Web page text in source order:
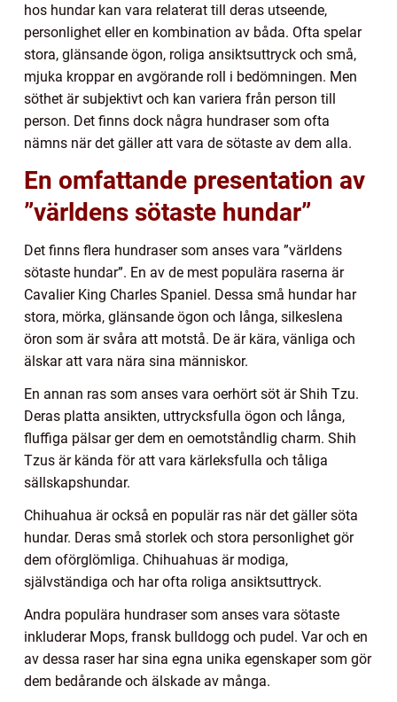
hos hundar kan vara relaterat till deras utseende,
personlighet eller en kombination av båda. Ofta spelar
stora, glänsande ögon, roliga ansiktsuttryck och små,
mjuka kroppar en avgörande roll i bedömningen. Men
söthet är subjektivt och kan variera från person till
person. Det finns dock några hundraser som ofta
nämns när det gäller att vara de sötaste av dem alla.
En omfattande presentation av
”världens sötaste hundar”
Det finns flera hundraser som anses vara ”världens
sötaste hundar”. En av de mest populära raserna är
Cavalier King Charles Spaniel. Dessa små hundar har
stora, mörka, glänsande ögon och långa, silkeslena
öron som är svåra att motstå. De är kära, vänliga och
älskar att vara nära sina människor.
En annan ras som anses vara oerhört söt är Shih Tzu.
Deras platta ansikten, uttrycksfulla ögon och långa,
fluffiga pälsar ger dem en oemotståndlig charm. Shih
Tzus är kända för att vara kärleksfulla och tåliga
sällskapshundar.
Chihuahua är också en populär ras när det gäller söta
hundar. Deras små storlek och stora personlighet gör
dem oförglömliga. Chihuahuas är modiga,
självständiga och har ofta roliga ansiktsuttryck.
Andra populära hundraser som anses vara sötaste
inkluderar Mops, fransk bulldogg och pudel. Var och en
av dessa raser har sina egna unika egenskaper som gör
dem bedårande och älskade av många.